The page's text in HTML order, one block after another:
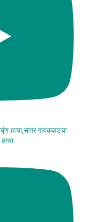
हत्या,सागर गायकवाडचा